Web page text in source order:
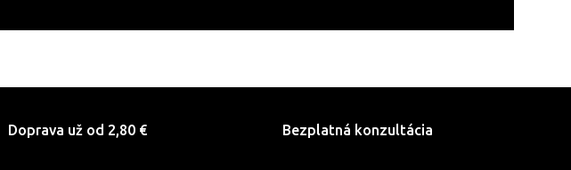
Doprava už od 2,80 € Bezplatná konzultácia